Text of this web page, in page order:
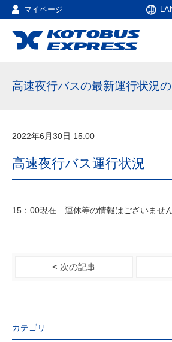
マイページ
高速夜行バスの最新運行状況
2022年6月30日 15:00
高速夜行バス運行状況
15：00現在 運休等の情報はございません
< 次の記事
カテゴリ